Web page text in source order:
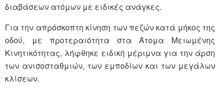
διαβάσεων ατόμων με ειδικές ανάγκες.
Για την απρόσκοπτη κίνηση των πεζών κατά μήκος της
οδού, με προτεραιότητα στα Άτομα Μειωμένης
Κινητικότητας, λήφθηκε ειδική μέριμνα για την άρση
των ανισοσταθμιών, των εμποδίων και των μεγάλων
κλίσεων.